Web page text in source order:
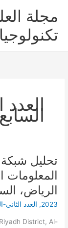
مجلة
العدد
السابع
تحليل
المعلومات
الرياض،
2023
, العدد
District, Al-
تحليل
شبكة
الطرق
مبنية
على
المعلومات